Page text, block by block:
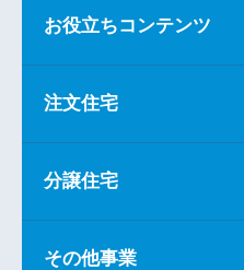
お役立ちコンテンツ
注文住宅
分譲住宅
その他事業